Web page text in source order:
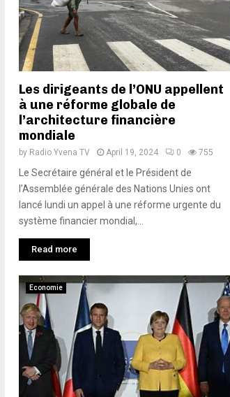
Les dirigeants de l’ONU appellent
à une réforme globale de
l’architecture financière
mondiale
by Radio Yvena TV April 19, 2024 0 755
Le Secrétaire général et le Président de
l’Assemblée générale des Nations Unies ont
lancé lundi un appel à une réforme urgente du
système financier mondial,...
Read more
Economie